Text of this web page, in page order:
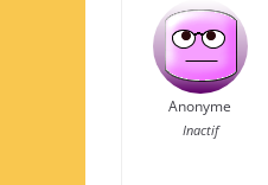
Anonyme
Inactif